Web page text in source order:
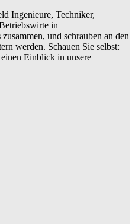
Ingenieure, Techniker,
in
zusammen, und schrauben an den
werden. Schauen Sie selbst:
Einblick in unsere